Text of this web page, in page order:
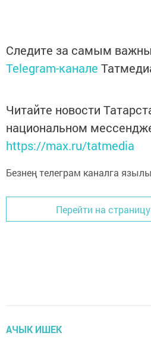
Следите за самым
Telegram-канале
Читайте новости
национальном
https://max.ru/tatmedia
Безнең телеграм каналга
Перейти на
АЧЫК ИШЕК